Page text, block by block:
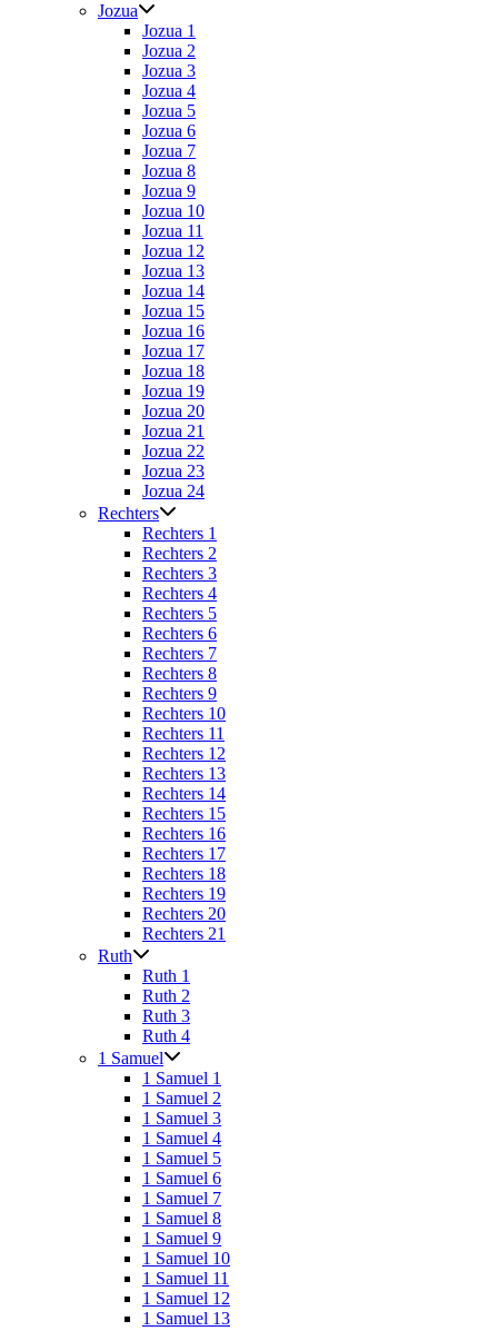
Jozua
Jozua 1
Jozua 2
Jozua 3
Jozua 4
Jozua 5
Jozua 6
Jozua 7
Jozua 8
Jozua 9
Jozua 10
Jozua 11
Jozua 12
Jozua 13
Jozua 14
Jozua 15
Jozua 16
Jozua 17
Jozua 18
Jozua 19
Jozua 20
Jozua 21
Jozua 22
Jozua 23
Jozua 24
Rechters
Rechters 1
Rechters 2
Rechters 3
Rechters 4
Rechters 5
Rechters 6
Rechters 7
Rechters 8
Rechters 9
Rechters 10
Rechters 11
Rechters 12
Rechters 13
Rechters 14
Rechters 15
Rechters 16
Rechters 17
Rechters 18
Rechters 19
Rechters 20
Rechters 21
Ruth
Ruth 1
Ruth 2
Ruth 3
Ruth 4
1 Samuel
1 Samuel 1
1 Samuel 2
1 Samuel 3
1 Samuel 4
1 Samuel 5
1 Samuel 6
1 Samuel 7
1 Samuel 8
1 Samuel 9
1 Samuel 10
1 Samuel 11
1 Samuel 12
1 Samuel 13